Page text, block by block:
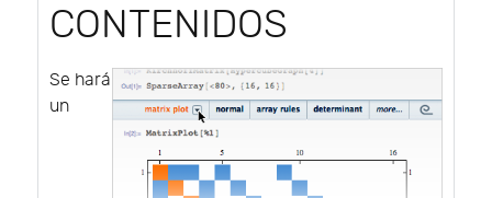
CONTENIDOS
Se hará
un